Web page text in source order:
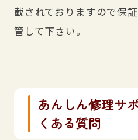
載されておりますので保
管して下さい。
あんしん修理サ
くある質問